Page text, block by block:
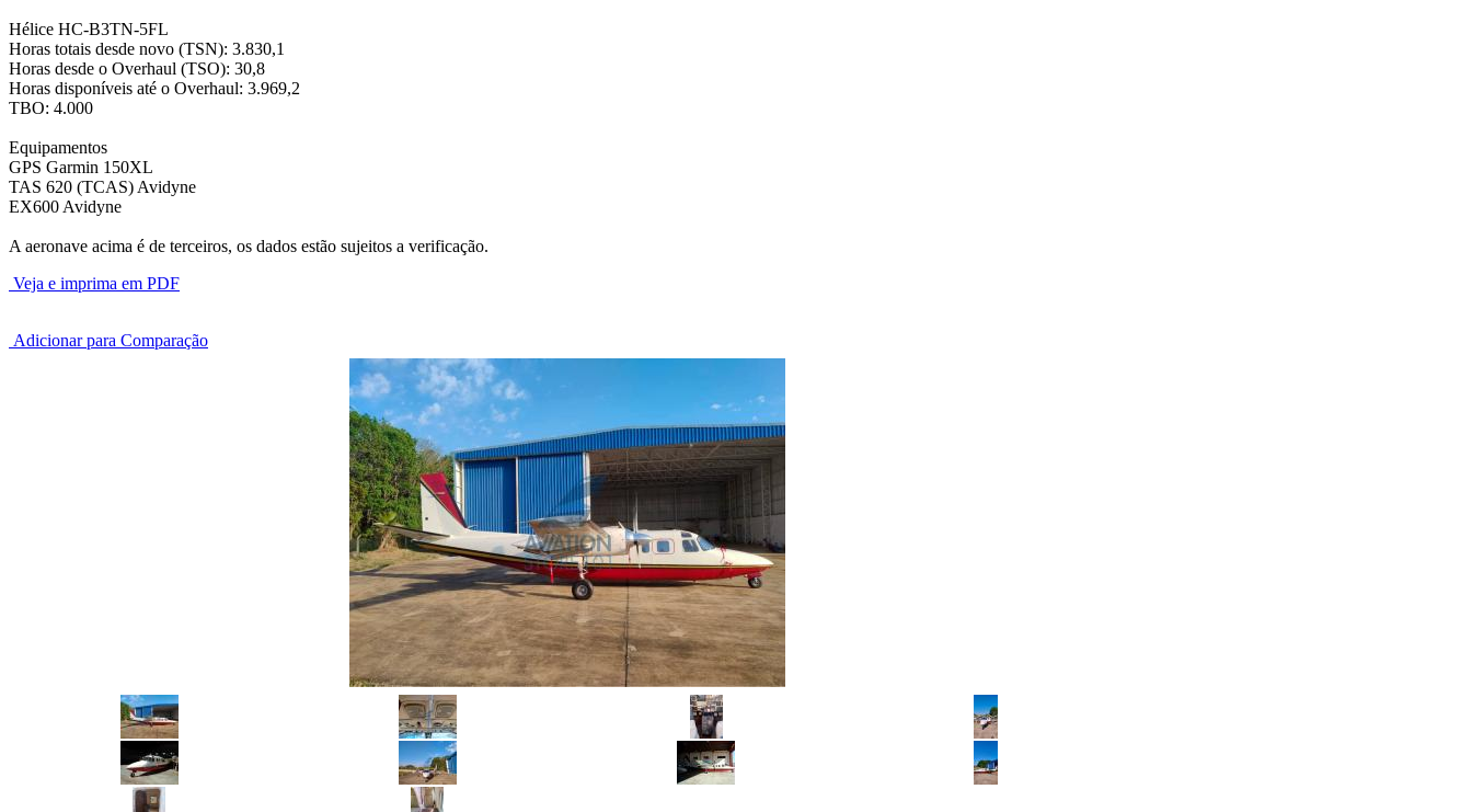
Hélice HC-B3TN-5FL
Horas totais desde novo (TSN): 3.830,1
Horas desde o Overhaul (TSO): 30,8
Horas disponíveis até o Overhaul: 3.969,2
TBO: 4.000
Equipamentos
GPS Garmin 150XL
TAS 620 (TCAS) Avidyne
EX600 Avidyne
A aeronave acima é de terceiros, os dados estão sujeitos a verificação.
Veja e imprima em PDF
Adicionar para Comparação